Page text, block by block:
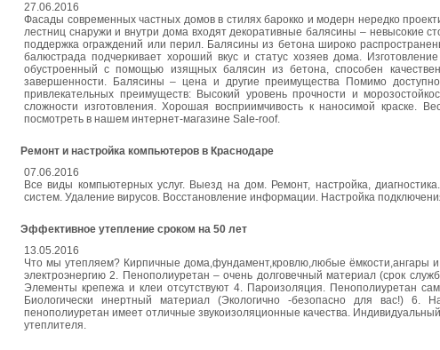
27.06.2016
Фасады современных частных домов в стилях барокко и модерн нередко
лестниц снаружи и внутри дома входят декоративные балясины –
поддержка ограждений или перил. Балясины из бетона широко
балюстрада подчеркивает хороший вкус и статус хозяев дома.
обустроенный с помощью изящных балясин из бетона, способен
завершенности. Балясины – цена и другие преимущества Помимо
привлекательных преимуществ: Высокий уровень прочности и
сложности изготовления. Хорошая восприимчивость к наносимой
посмотреть в нашем интернет-магазине Sale-roof.
Ремонт и настройка компьютеров в Краснодаре
07.06.2016
Все виды компьютерных услуг. Выезд на дом. Ремонт, настройка,
систем. Удаление вирусов. Восстановление информации. Настройка
Эффективное утепление сроком на 50 лет
13.05.2016
Что мы утепляем? Кирпичные дома,фундамент,кровлю,любые ёмкости,ангары
электроэнергию 2. Пенополиуретан – очень долговечный материал (срок
Элементы крепежа и клеи отсутствуют 4. Пароизоляция. Пенополиуретан
Биологически инертный материал (Экологично -безопасно для вас!)
пенополиуретан имеет отличные звукоизоляционные качества.
утеплителя.